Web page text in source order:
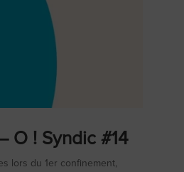
O ! Syndic #14
lors du 1er confinement,